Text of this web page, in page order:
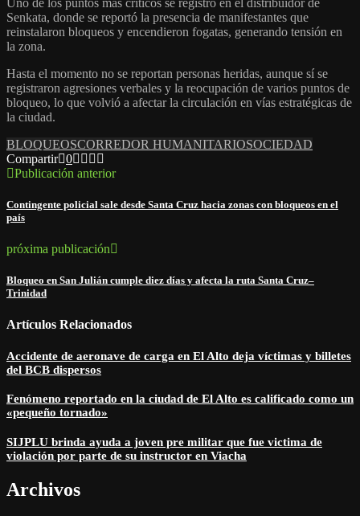
Senkata, donde se reportó la presencia de manifestantes que
reinstalaron bloqueos y encendieron fogatas, generando tensión en
la zona.
Hasta el momento no se reportan personas heridas, aunque sí se
registraron agresiones verbales y la reocupación de varios puntos de
bloqueo, lo que volvió a afectar la circulación en vías estratégicas de
la ciudad.
BLOQUEOSCORREDOR HUMANITARIOSOCIEDAD
Compartir 0
Publicación anterior
Contingente policial sale desde Santa Cruz hacia zonas con bloqueos en el
país
próxima publicación
Bloqueo en San Julián cumple diez días y afecta la ruta Santa Cruz–
Trinidad
Artículos Relacionados
Accidente de aeronave de carga en El Alto deja víctimas y billetes
del BCB dispersos
Fenómeno reportado en la ciudad de El Alto es calificado como un
«pequeño tornado»
SIJPLU brinda ayuda a joven pre militar que fue victima de
violación por parte de su instructor en Viacha
Archivos